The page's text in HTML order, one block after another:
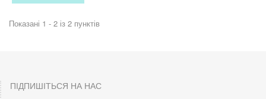
Показані 1 - 2 із 2 пунктів
ПІДПИШІТЬСЯ НА НАС